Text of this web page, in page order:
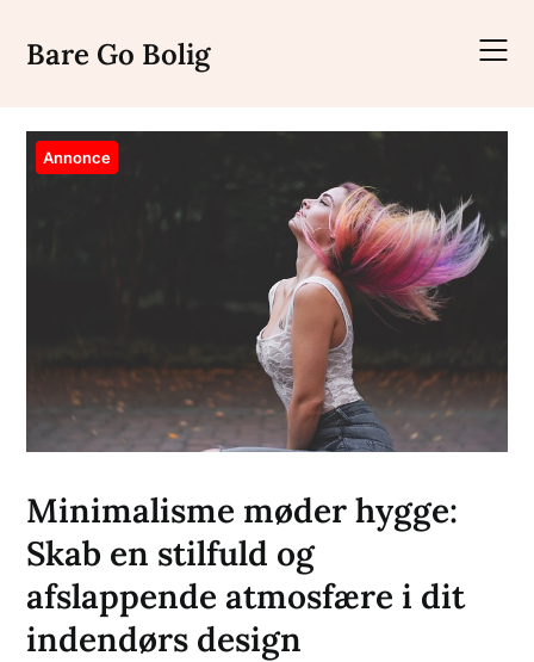
content
Bare Go Bolig
Annonce
Minimalisme møder hygge:
Skab en stilfuld og
afslappende atmosfære i dit
indendørs design